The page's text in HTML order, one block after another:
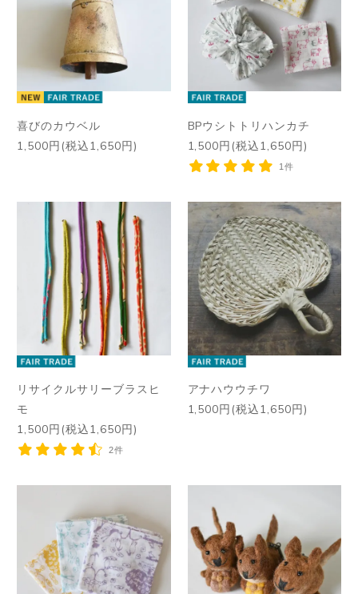
喜びのカウベル
1,500円(税込1,650円)
BPウシトトリハンカチ
1,500円(税込1,650円)
1件
リサイクルサリーブラスヒ
モ
1,500円(税込1,650円)
2件
アナハウウチワ
1,500円(税込1,650円)